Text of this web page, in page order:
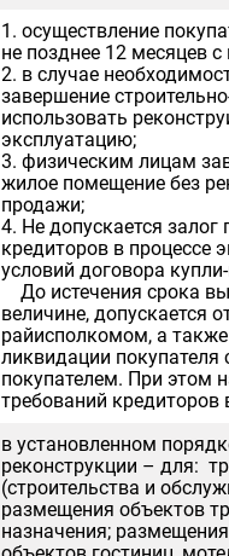
1. осуществление
не позднее 12 месяцев
2. в случае
завершение
использовать
эксплуатацию;
3. физическим лицам
жилое помещение без
продажи;
4. Не допускается
кредиторов в процессе
условий договора
До истечения срока
величине, допускается
райисполкомом, а
ликвидации покупателя
покупателем. При этом
требований кредиторов
в установленном
реконструкции – для:
(строительства и
размещения объектов
назначения;